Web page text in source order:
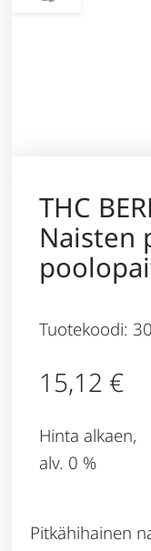
THC
Naisten
Tuotekoodi:
15,12 €
Hinta alkaen,
alv. 0 %
Pitkähihainen